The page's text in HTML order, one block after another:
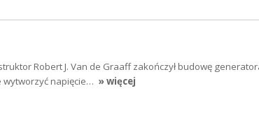
Robert J. Van de Graaff zakończył budowę
wytworzyć napięcie… » więcej